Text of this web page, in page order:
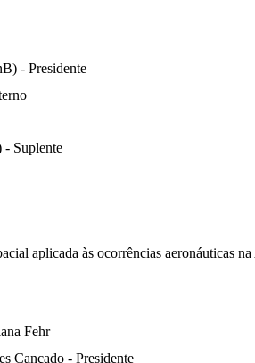
- Presidente
- Suplente
aplicada às ocorrências aeronáuticas
Fehr
Cançado - Presidente